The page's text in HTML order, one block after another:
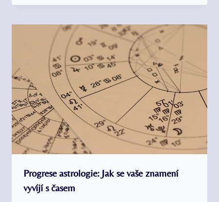
Progrese astrologie: Jak se vaše znamení
vyvíjí s časem